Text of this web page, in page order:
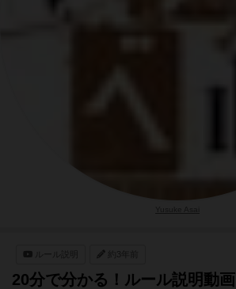
約3年前
20分で分かる！ルール説明動画